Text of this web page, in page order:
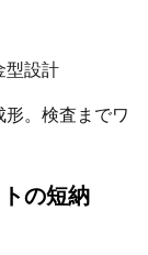
型設計
形。検査までワ
の短納